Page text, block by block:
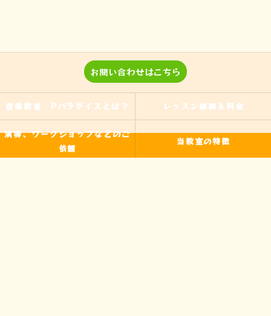
お問い合わせはこちら
音楽教室 Pパラダイスとは？ レッスン詳細＆料金
演奏、ワークショップなどのご
依頼
当教室の特徴